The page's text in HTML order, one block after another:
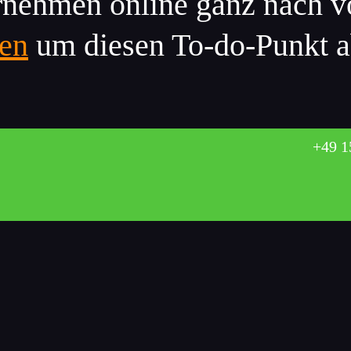
um diesen To-do-Punkt
Come
+49